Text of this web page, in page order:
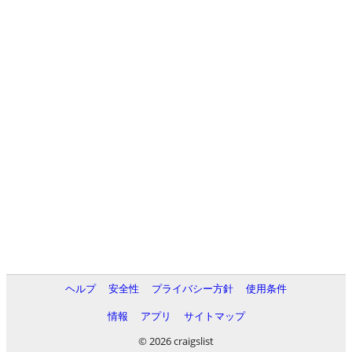
ヘルプ 安全性 プライバシー方針
使用条件
情報
アプリ
サイトマップ
© 2026 craigslist